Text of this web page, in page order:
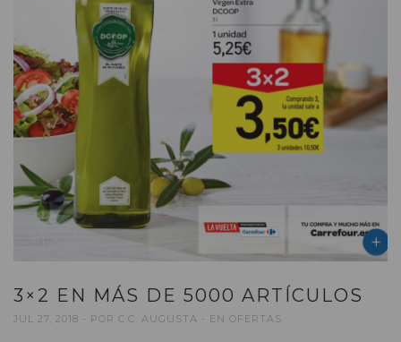
3×2 EN MÁS DE 5000 ARTÍCULOS
JUL 27, 2018 POR C.C. AUGUSTA EN OFERTAS